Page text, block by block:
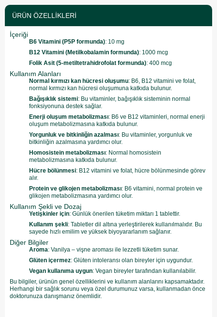
ÜRÜN ÖZELLIKLERI
İçeriği
B6 Vitamini (P5P formunda): 10 mg
B12 Vitamini (Metilkobalamin formunda): 1000 mcg
Folik Asit (5-metiltetrahidrofolat formunda): 400 mcg
Kullanım Alanları
Normal kırmızı kan hücresi oluşumu: B6, B12 vitamini ve folat,
normal kırmızı kan hücresi oluşumuna katkıda bulunur.
Bağışıklık sistemi: Bu vitaminler, bağışıklık sisteminin normal
fonksiyonuna destek sağlar.
Enerji oluşum metabolizması: B6 ve B12 vitaminleri, normal enerji
oluşum metabolizmasına katkıda bulunur.
Yorgunluk ve bitkinliğin azalması: Bu vitaminler, yorgunluk ve
bitkinliğin azalmasına yardımcı olur.
Homosistein metabolizması: Normal homosistein
metabolizmasına katkıda bulunur.
Hücre bölünmesi: B12 vitamini ve folat, hücre bölünmesinde görev
alır.
Protein ve glikojen metabolizması: B6 vitamini, normal protein ve
glikojen metabolizmasına yardımcı olur.
Kullanım Şekli ve Dozaj
Yetişkinler için: Günlük önerilen tüketim miktarı 1 tablettir.
Kullanım şekli: Tabletler dil altına yerleştirilerek kullanılmalıdır. Bu
sayede hızlı emilim ve yüksek biyoyararlanım sağlanır.
Diğer Bilgiler
Aroma: Vanilya – vişne aroması ile lezzetli tüketim sunar.
Glüten içermez: Glüten intoleransı olan bireyler için uygundur.
Vegan kullanıma uygun: Vegan bireyler tarafından kullanılabilir.
Bu bilgiler, ürünün genel özelliklerini ve kullanım alanlarını kapsamaktadır.
Herhangi bir sağlık sorunu veya özel durumunuz varsa, kullanmadan önce
doktorunuza danışmanız önemlidir.